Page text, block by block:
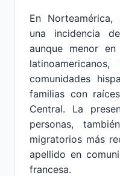
En Norteamérica,
una incidencia
aunque menor
comunidades
familias con
Central. La
personas,
migratorios más
apellido en
francesa.